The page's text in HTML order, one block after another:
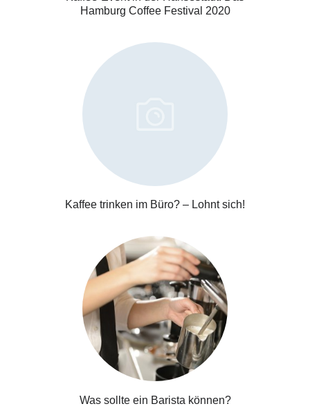
Hamburg Coffee Festival 2020
Kaffee trinken im Büro? – Lohnt sich!
Was sollte ein Barista können?